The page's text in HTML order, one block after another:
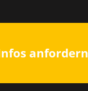
anfordern